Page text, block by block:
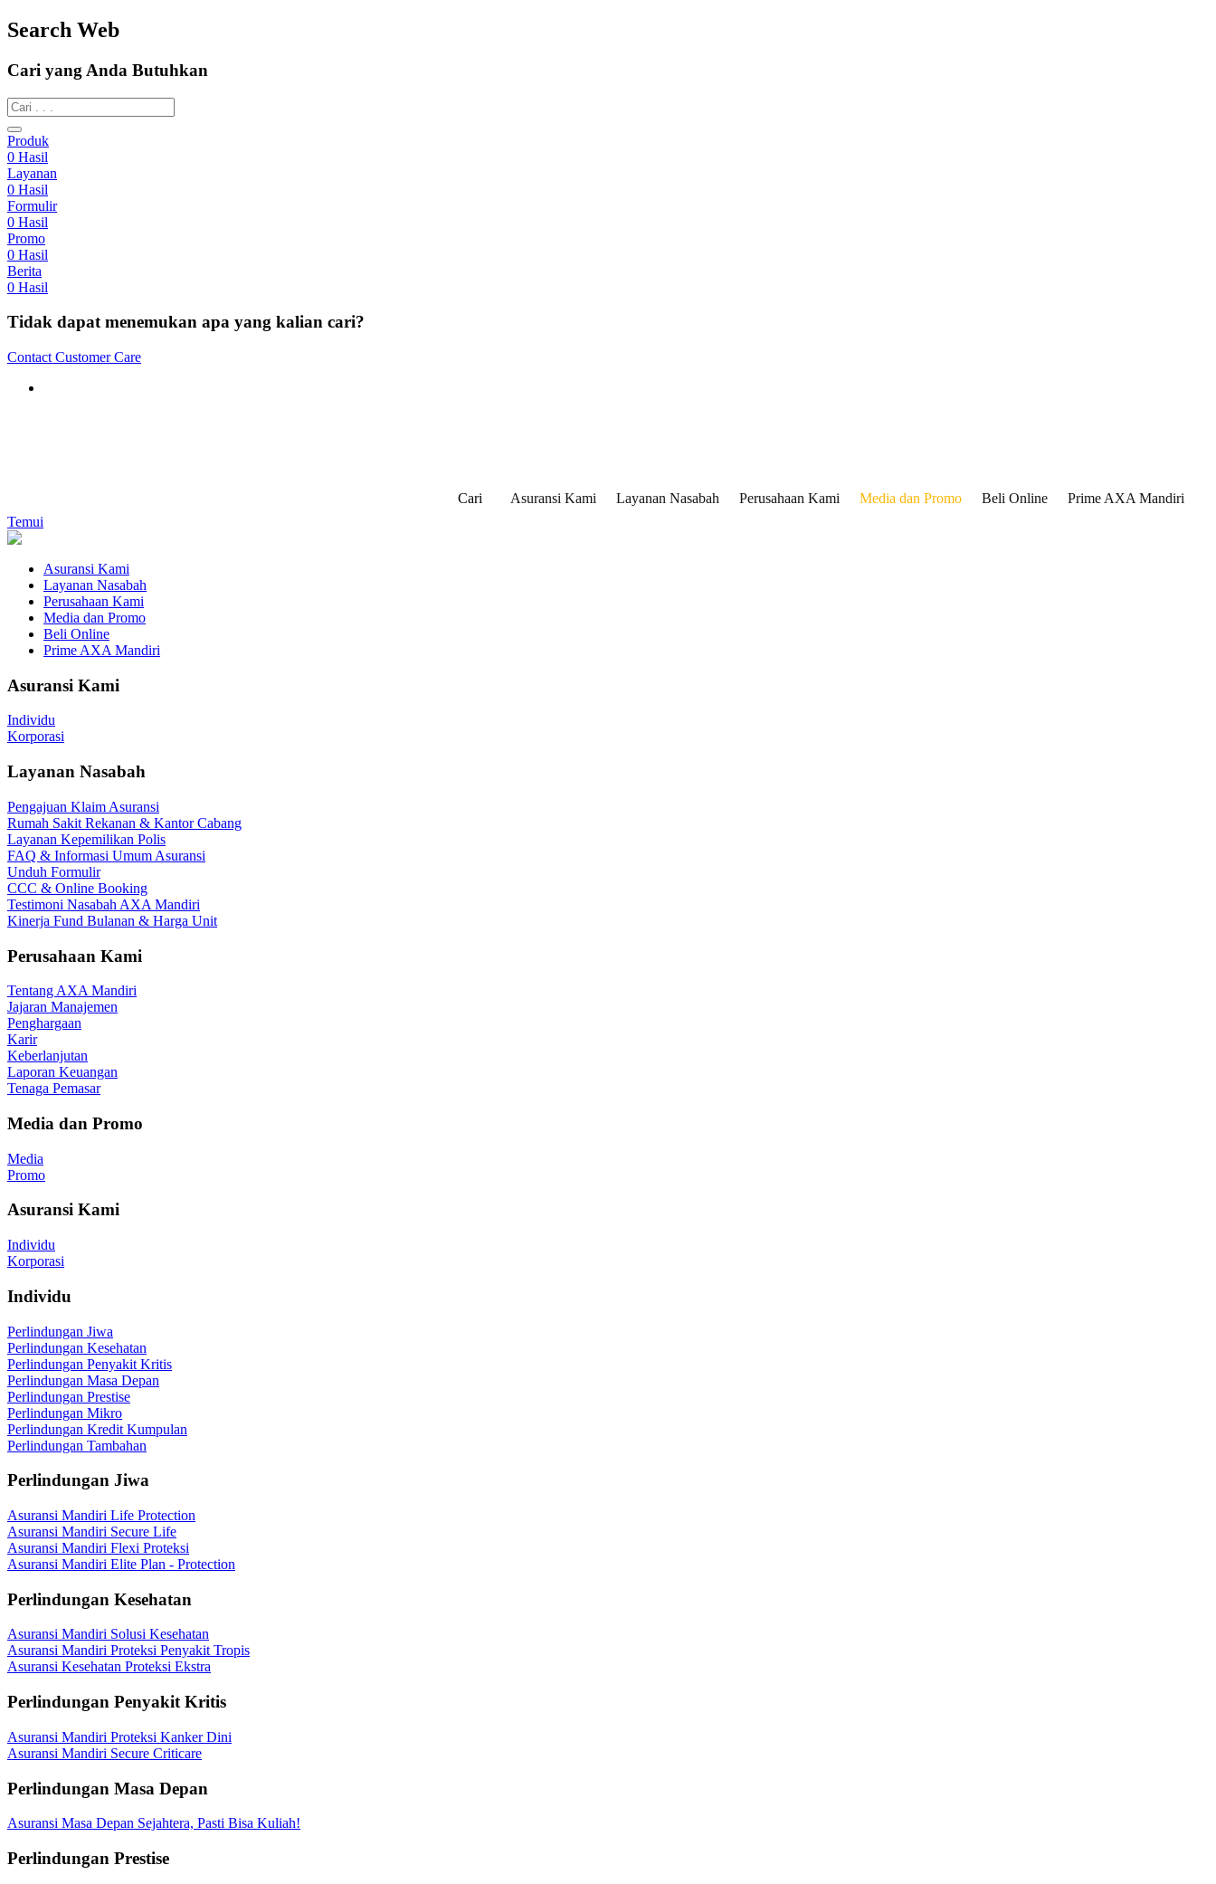
Search Web
Cari yang Anda Butuhkan
Produk
0 Hasil
Layanan
0 Hasil
Formulir
0 Hasil
Promo
0 Hasil
Berita
0 Hasil
Tidak dapat menemukan apa yang kalian cari?
Contact Customer Care
Cari Asuransi Kami Layanan Nasabah Perusahaan Kami Media dan Promo Beli Online
Prime AXA Mandiri
Temui
Asuransi Kami
Layanan Nasabah
Perusahaan Kami
Media dan Promo
Beli Online
Prime AXA Mandiri
Asuransi Kami
Individu
Korporasi
Layanan Nasabah
Pengajuan Klaim Asuransi
Rumah Sakit Rekanan & Kantor Cabang
Layanan Kepemilikan Polis
FAQ & Informasi Umum Asuransi
Unduh Formulir
CCC & Online Booking
Testimoni Nasabah AXA Mandiri
Kinerja Fund Bulanan & Harga Unit
Perusahaan Kami
Tentang AXA Mandiri
Jajaran Manajemen
Penghargaan
Karir
Keberlanjutan
Laporan Keuangan
Tenaga Pemasar
Media dan Promo
Media
Promo
Asuransi Kami
Individu
Korporasi
Individu
Perlindungan Jiwa
Perlindungan Kesehatan
Perlindungan Penyakit Kritis
Perlindungan Masa Depan
Perlindungan Prestise
Perlindungan Mikro
Perlindungan Kredit Kumpulan
Perlindungan Tambahan
Perlindungan Jiwa
Asuransi Mandiri Life Protection
Asuransi Mandiri Secure Life
Asuransi Mandiri Flexi Proteksi
Asuransi Mandiri Elite Plan - Protection
Perlindungan Kesehatan
Asuransi Mandiri Solusi Kesehatan
Asuransi Mandiri Proteksi Penyakit Tropis
Asuransi Kesehatan Proteksi Ekstra
Perlindungan Penyakit Kritis
Asuransi Mandiri Proteksi Kanker Dini
Asuransi Mandiri Secure Criticare
Perlindungan Masa Depan
Asuransi Masa Depan Sejahtera, Pasti Bisa Kuliah!
Perlindungan Prestise